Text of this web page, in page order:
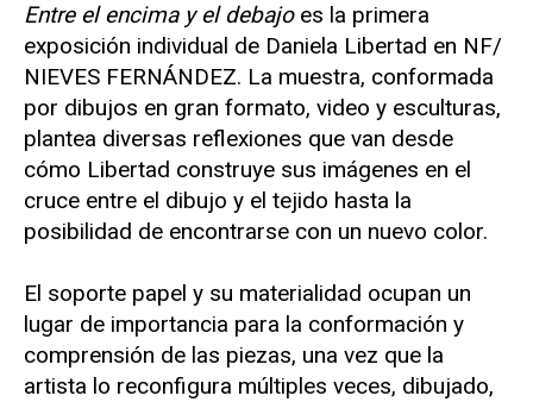
Entre el encima y el debajoes la primera
exposición individual de Daniela Libertad en NF/
NIEVES FERNÁNDEZ. La muestra, conformada
por dibujos en gran formato, video y esculturas,
plantea diversas reflexiones que van desde
cómo Libertad construye sus imágenes en el
cruce entre el dibujo y el tejido hasta la
posibilidad de encontrarse con un nuevo color.
El soporte papel y su materialidad ocupan un
lugar de importancia para la conformación y
comprensión de las piezas, una vez que la
artista lo reconfigura múltiples veces, dibujado,